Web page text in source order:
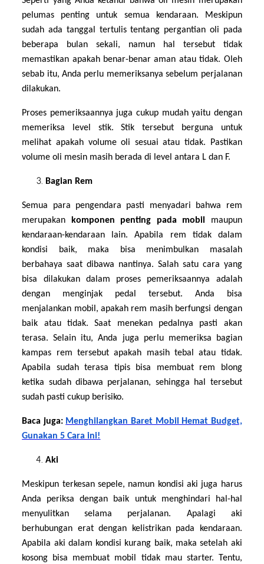
pelumas penting untuk semua kendaraan. Meskipun
sudah ada tanggal tertulis tentang pergantian oli pada
beberapa bulan sekali, namun hal tersebut tidak
memastikan apakah benar-benar aman atau tidak. Oleh
sebab itu, Anda perlu memeriksanya sebelum perjalanan
dilakukan.
Proses pemeriksaannya juga cukup mudah yaitu dengan
memeriksa level stik. Stik tersebut berguna untuk
melihat apakah volume oli sesuai atau tidak. Pastikan
volume oli mesin masih berada di level antara L dan F.
Bagian Rem
Semua para pengendara pasti menyadari bahwa rem
merupakan komponen penting pada mobil maupun
kendaraan-kendaraan lain. Apabila rem tidak dalam
kondisi baik, maka bisa menimbulkan masalah
berbahaya saat dibawa nantinya. Salah satu cara yang
bisa dilakukan dalam proses pemeriksaannya adalah
dengan menginjak pedal tersebut. Anda bisa
menjalankan mobil, apakah rem masih berfungsi dengan
baik atau tidak. Saat menekan pedalnya pasti akan
terasa. Selain itu, Anda juga perlu memeriksa bagian
kampas rem tersebut apakah masih tebal atau tidak.
Apabila sudah terasa tipis bisa membuat rem blong
ketika sudah dibawa perjalanan, sehingga hal tersebut
sudah pasti cukup berisiko.
Baca juga: Menghilangkan Baret Mobil Hemat Budget,
Gunakan 5 Cara ini!
Aki
Meskipun terkesan sepele, namun kondisi aki juga harus
Anda periksa dengan baik untuk menghindari hal-hal
menyulitkan selama perjalanan. Apalagi aki
berhubungan erat dengan kelistrikan pada kendaraan.
Apabila aki dalam kondisi kurang baik, maka setelah aki
kosong bisa membuat mobil tidak mau starter. Tentu,